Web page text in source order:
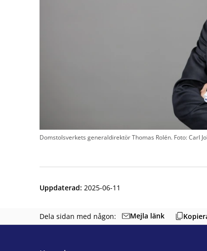
Domstolsverkets generaldirektör Thomas Rolén. Foto: Carl
Uppdaterad: 2025-06-11
Dela sidan med någon: Mejla länk